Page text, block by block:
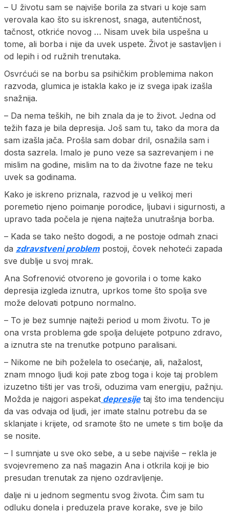
– U životu sam se najviše borila za stvari u koje sam
verovala kao što su iskrenost, snaga, autentičnost,
tačnost, otkriće novog … Nisam uvek bila uspešna u
tome, ali borba i nije da uvek uspete. Život je sastavljen i
od lepih i od ružnih trenutaka.
Osvrćući se na borbu sa psihičkim problemima nakon
razvoda, glumica je istakla kako je iz svega ipak izašla
snažnija.
– Da nema teških, ne bih znala da je to život. Jedna od
težih faza je bila depresija. Još sam tu, tako da mora da
sam izašla jača. Prošla sam dobar dril, osnažila sam i
dosta sazrela. Imalo je puno veze sa sazrevanjem i ne
mislim na godine, mislim na to da životne faze ne teku
uvek sa godinama.
Kako je iskreno priznala, razvod je u velikoj meri
poremetio njeno poimanje porodice, ljubavi i sigurnosti, a
upravo tada počela je njena najteža unutrašnja borba.
– Kada se tako nešto dogodi, a ne postoje odmah znaci
da zdravstveni problempostoji, čovek nehoteći zapada
sve dublje u svoj mrak.
Ana Sofrenović otvoreno je govorila i o tome kako
depresija izgleda iznutra, uprkos tome što spolja sve
može delovati potpuno normalno.
– To je bez sumnje najteži period u mom životu. To je
ona vrsta problema gde spolja delujete potpuno zdravo,
a iznutra ste na trenutke potpuno paralisani.
– Nikome ne bih poželela to osećanje, ali, nažalost,
znam mnogo ljudi koji pate zbog toga i koje taj problem
izuzetno tišti jer vas troši, oduzima vam energiju, pažnju.
Možda je najgori aspekat depresijetaj što ima tendenciju
da vas odvaja od ljudi, jer imate stalnu potrebu da se
sklanjate i krijete, od sramote što ne umete s tim bolje da
se nosite.
– I sumnjate u sve oko sebe, a u sebe najviše – rekla je
svojevremeno za naš magazin Ana i otkrila koji je bio
presudan trenutak za njeno ozdravljenje.
dalje ni u jednom segmentu svog života. Čim sam tu
odluku donela i preduzela prave korake, sve je bilo